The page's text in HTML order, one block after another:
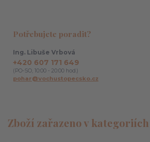
Zboží zařazeno v kategoriích
Potřebujete poradit?
Ing. Libuše Vrbová
+420 607 171 649
(PO-SO, 10:00 - 20:00 hod.)
pohar@vochustopecsko.cz